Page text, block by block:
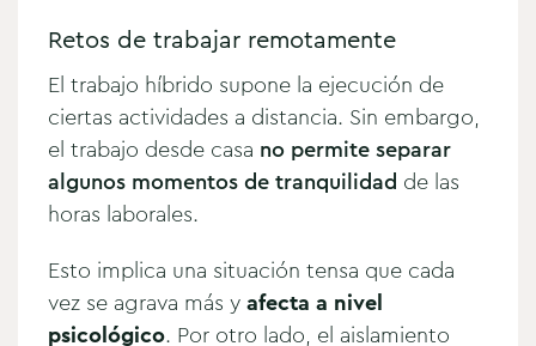
Retos de trabajar remotamente
El trabajo híbrido supone la ejecución de
ciertas actividades a distancia. Sin embargo,
el trabajo desde casa no permite separar
algunos momentos de tranquilidad de las
horas laborales.
Esto implica una situación tensa que cada
vez se agrava más yafecta a nivel
psicológico. Por otro lado, el aislamiento